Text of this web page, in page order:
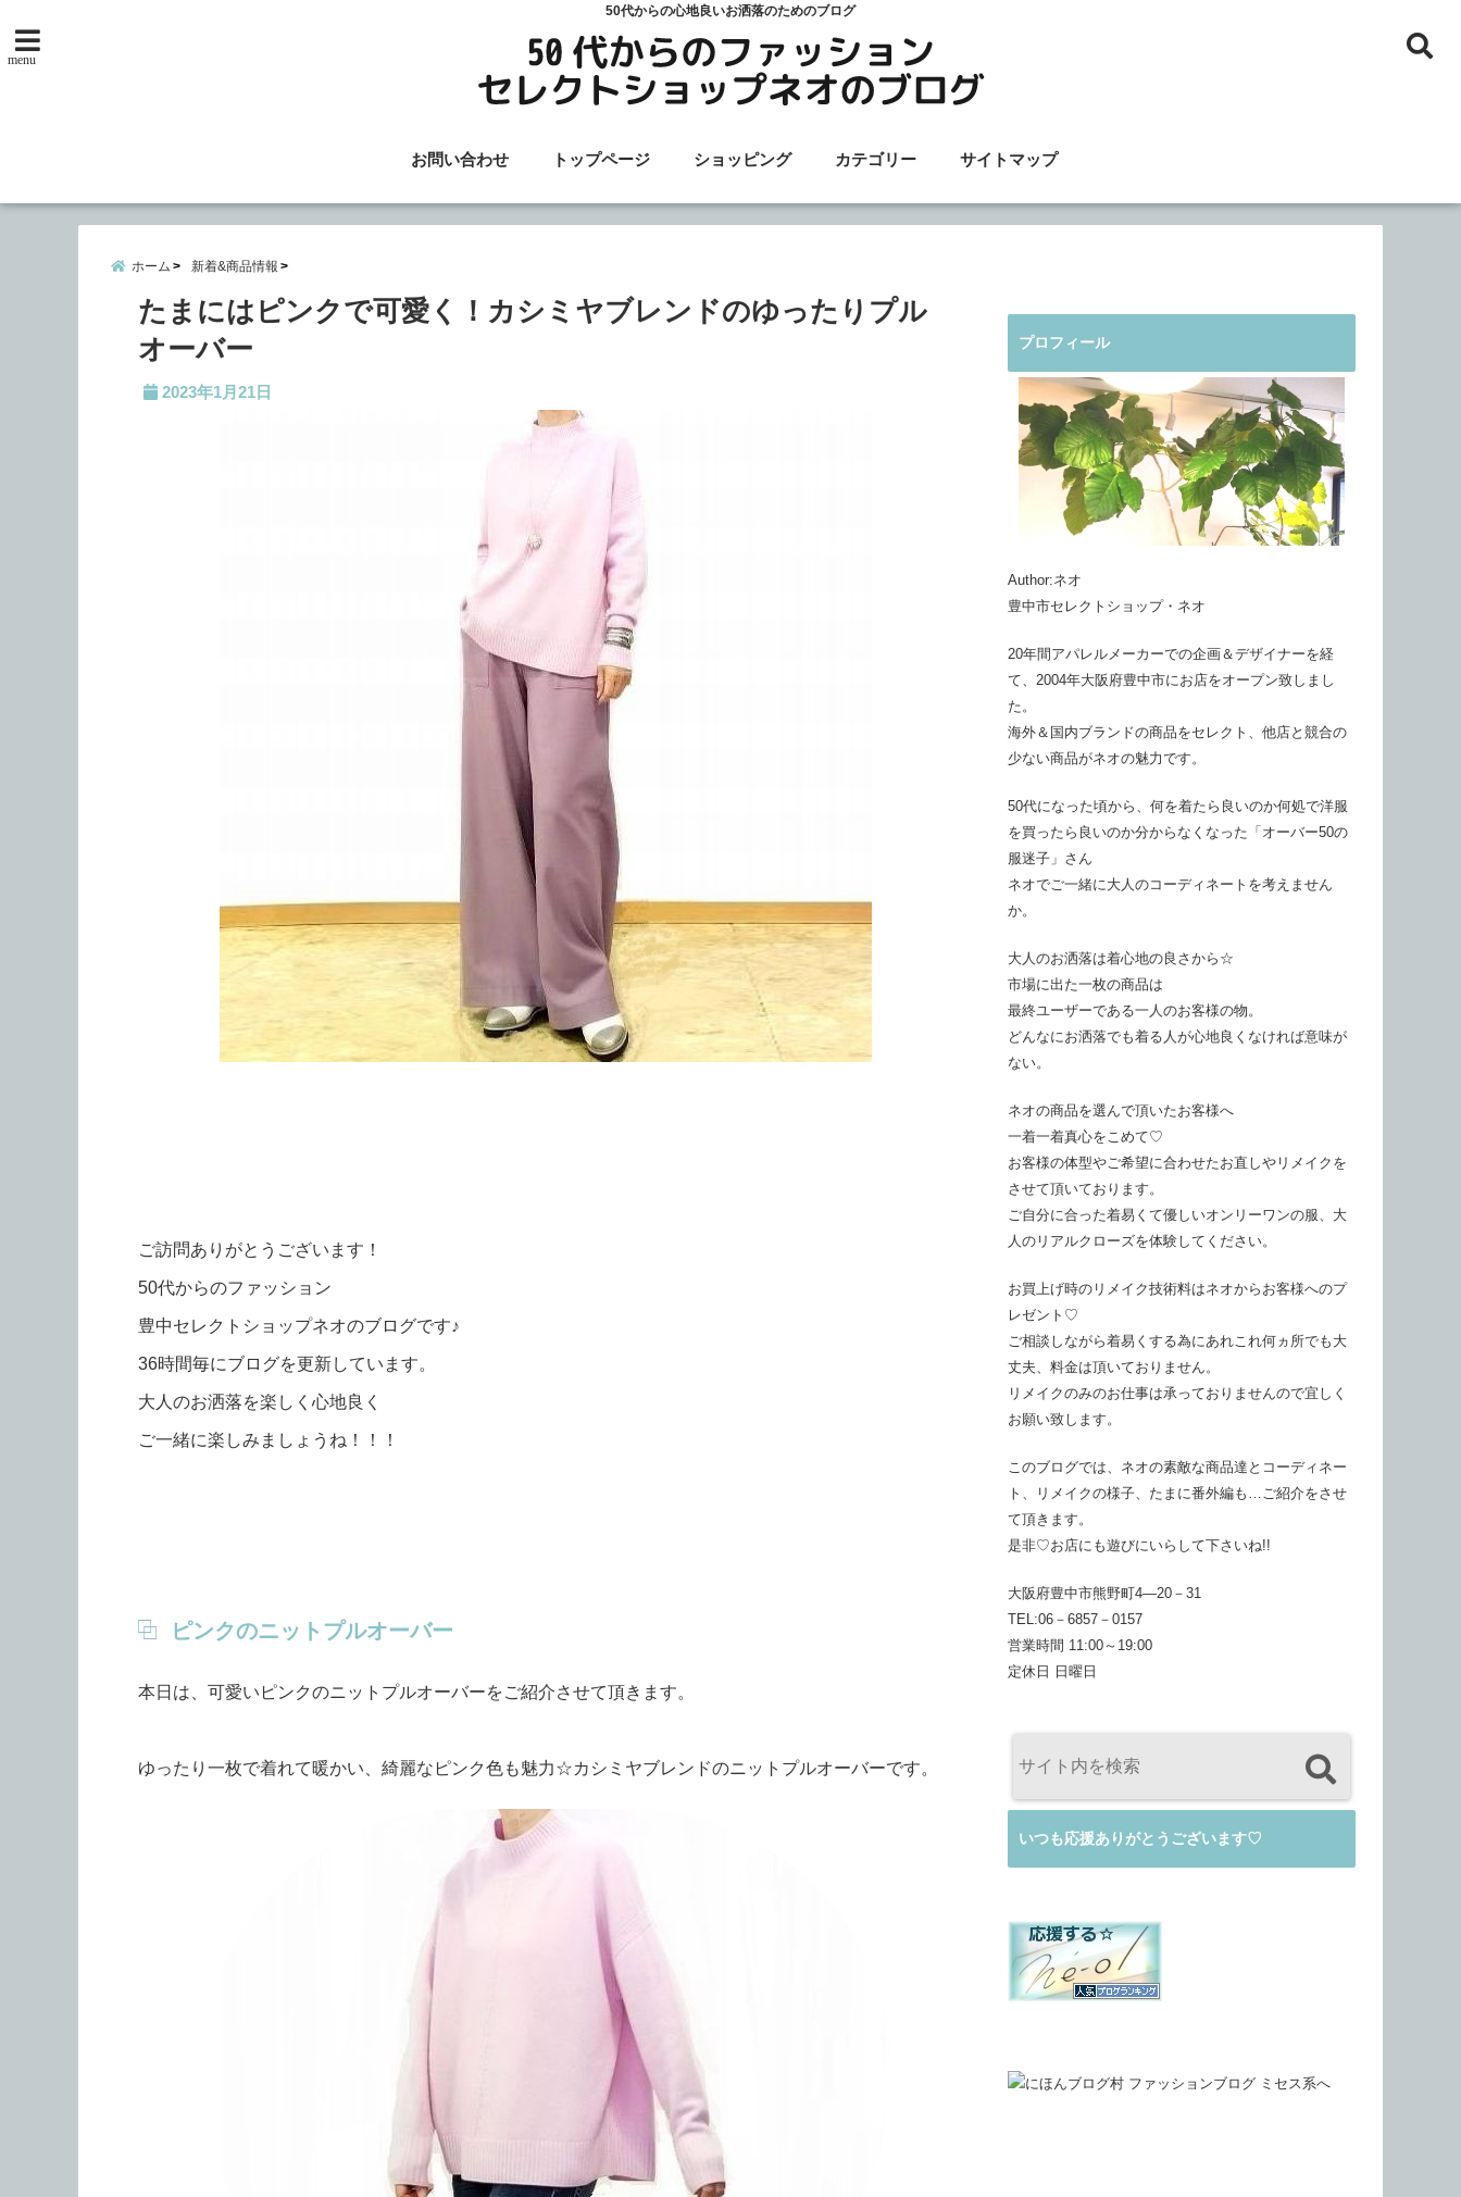
50代からの心地良いお洒落のためのブログ
menu
お問い合わせ トップページ ショッピング カテゴリー サイトマップ
ホーム 新着&商品情報
たまにはピンクで可愛く！カシミヤブレンドのゆったりプル
オーバー
2023年1月21日
ご訪問ありがとうございます！
50代からのファッション
豊中セレクトショップネオのブログです♪
36時間毎にブログを更新しています。
大人のお洒落を楽しく心地良く
ご一緒に楽しみましょうね！！！
ピンクのニットプルオーバー
本日は、可愛いピンクのニットプルオーバーをご紹介させて頂きます。
ゆったり一枚で着れて暖かい、綺麗なピンク色も魅力☆カシミヤブレンドのニットプルオーバーです。
プロフィール
Author:ネオ
豊中市セレクトショップ・ネオ
20年間アパレルメーカーでの企画＆デザイナーを経
て、2004年大阪府豊中市にお店をオープン致しまし
た。
海外＆国内ブランドの商品をセレクト、他店と競合の
少ない商品がネオの魅力です。
50代になった頃から、何を着たら良いのか何処で洋服
を買ったら良いのか分からなくなった「オーバー50の
服迷子」さん
ネオでご一緒に大人のコーディネートを考えません
か。
大人のお洒落は着心地の良さから☆
市場に出た一枚の商品は
最終ユーザーである一人のお客様の物。
どんなにお洒落でも着る人が心地良くなければ意味が
ない。
ネオの商品を選んで頂いたお客様へ
一着一着真心をこめて♡
お客様の体型やご希望に合わせたお直しやリメイクを
させて頂いております。
ご自分に合った着易くて優しいオンリーワンの服、大
人のリアルクローズを体験してください。
お買上げ時のリメイク技術料はネオからお客様へのプ
レゼント♡
ご相談しながら着易くする為にあれこれ何ヵ所でも大
丈夫、料金は頂いておりません。
リメイクのみのお仕事は承っておりませんので宜しく
お願い致します。
このブログでは、ネオの素敵な商品達とコーディネー
ト、リメイクの様子、たまに番外編も…ご紹介をさせ
て頂きます。
是非♡お店にも遊びにいらして下さいね!!
大阪府豊中市熊野町4―20－31
TEL:06－6857－0157
営業時間 11:00～19:00
定休日 日曜日
いつも応援ありがとうございます♡